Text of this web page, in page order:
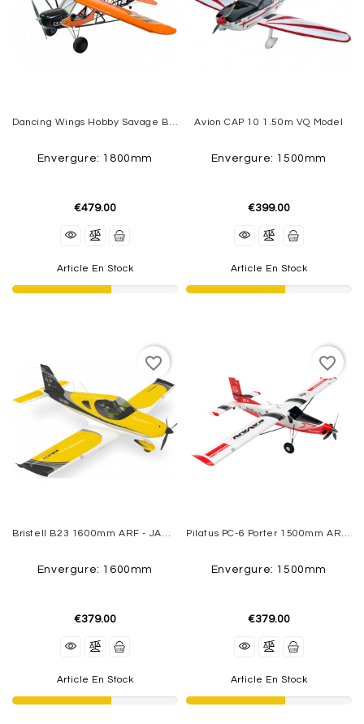
ELECTRIC
DUCTED
SPEDD
(ESC)
CHARGEURS
RADIOS
ACCESSOIRES
ÉLECTRIQUES
MOTEURS
THERMIQUES
VOILURES
VOITURES
BATEAUX
Dancing Wings Hobby Savage Bobber ARF 1880mm
Envergure: 1800mm
€479.00
Article En Stock
Avion CAP 10 1.50m VQ Model
Envergure: 1500mm
€399.00
Article En Stock
Bristell B23 1600mm ARF - JAUNE KAVAN
Envergure: 1600mm
€379.00
Article En Stock
favorite_border
Pilatus PC-6 Porter 1500mm ARF - Rouge KAVAN
Envergure: 1500mm
€379.00
Article En Stock
favorite_border